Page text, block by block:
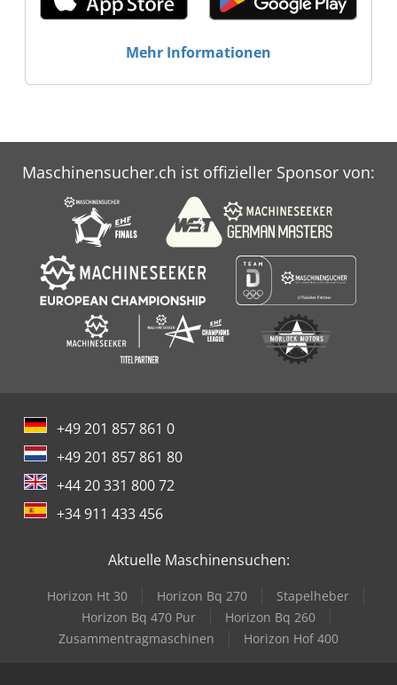
Mehr Informationen
Maschinensucher.ch ist offizieller Sponsor von:
+49 201 857 861 0
+49 201 857 861 80
+44 20 331 800 72
+34 911 433 456
Aktuelle Maschinensuchen:
Horizon Ht 30 Horizon Bq 270
Stapelheber
Horizon Bq 470 Pur
Horizon Bq 260
Zusammentragmaschinen
Horizon Hof 400